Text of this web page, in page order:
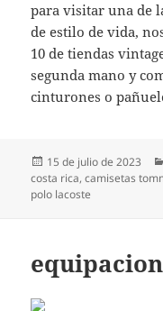
para visitar una de
de estilo de vida,
10 de tiendas
segunda mano y
cinturones o
Publicado
el
15 de julio de 2023
costa rica,camisetas
polo lacoste